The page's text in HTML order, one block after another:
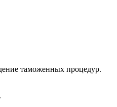
таможенных процедур.